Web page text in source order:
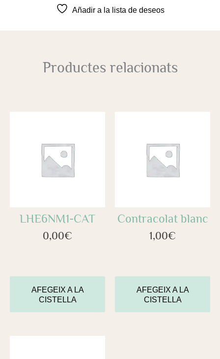
Añadir a la lista de deseos
Productes relacionats
LHE6NM1-CAT
0,00€
AFEGEIX A LA
CISTELLA
Contracolat blanc
1,00€
AFEGEIX A LA
CISTELLA